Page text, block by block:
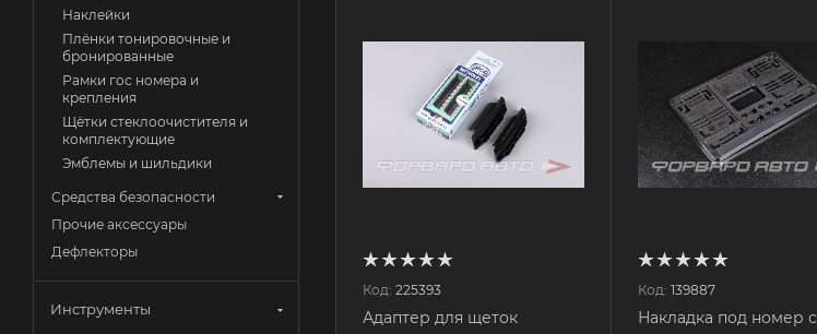
Код: 225393
Адаптер для щеток
Код: 139887
Накладка под номер с
Наклейки
Плёнки тонировочные и
бронированные
Рамки гос номера и
крепления
Щётки стеклоочистителя и
комплектующие
Эмблемы и шильдики
Средства безопасности
Прочие аксессуары
Дефлекторы
Инструменты